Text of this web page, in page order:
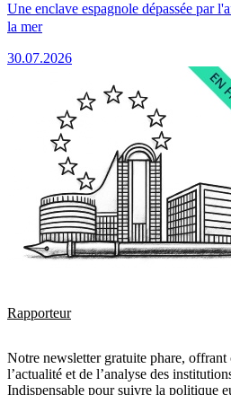
Une enclave espagnole dépassée par
la mer
30.07.2026
Rapporteur
Notre newsletter gratuite phare, offrant
l’actualité et de l’analyse des
Indispensable pour suivre la politique